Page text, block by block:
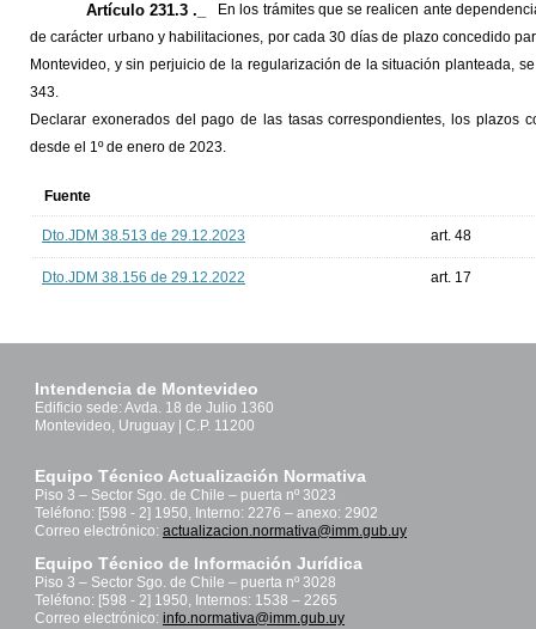
Artículo 231.3 ._
En los trámites que se realicen ante
de carácter urbano y habilitaciones, por cada 30 días de plazo concedido
Montevideo, y sin perjuicio de la regularización de la situación planteada,
343.
Declarar exonerados del pago de las tasas correspondientes, los plazos
desde el 1º de enero de 2023.
Fuente
Dto.JDM 38.513 de 29.12.2023 art. 48
Dto.JDM 38.156 de 29.12.2022 art. 17
Intendencia de Montevideo
Edificio sede: Avda. 18 de Julio 1360
Montevideo, Uruguay | C.P. 11200
Equipo Técnico Actualización Normativa
Piso 3 – Sector Sgo. de Chile – puerta nº 3023
Teléfono: [598 - 2] 1950, Interno: 2276 – anexo: 2902
Correo electrónico: actualizacion.normativa@imm.gub.uy
Equipo Técnico de Información Jurídica
Piso 3 – Sector Sgo. de Chile – puerta nº 3028
Teléfono: [598 - 2] 1950, Internos: 1538 – 2265
Correo electrónico: info.normativa@imm.gub.uy